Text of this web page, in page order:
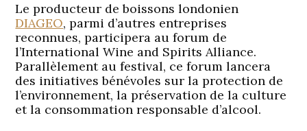
Le producteur de boissons londonien
DIAGEO, parmi d’autres entreprises
reconnues, participera au forum de
l’International Wine and Spirits Alliance.
Parallèlement au festival, ce forum lancera
des initiatives bénévoles sur la protection de
l’environnement, la préservation de la culture
et la consommation responsable d’alcool.